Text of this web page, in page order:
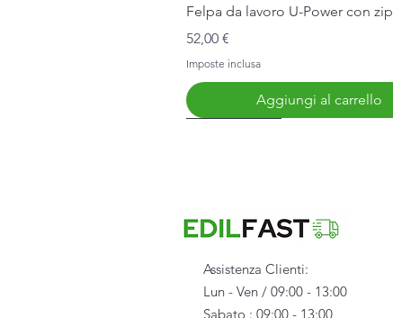
Vista rapida
Felpa da lavoro U-Power con zip
Prezzo
52,00 €
Imposte inclusa
Aggiungi al carrello
Assistenza Clienti:
Lun - Ven / 09:00 - 13:00
Sabato : 09:00 - 13:00